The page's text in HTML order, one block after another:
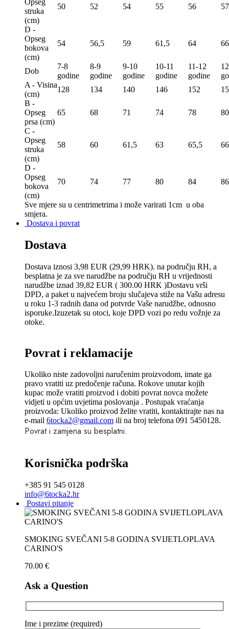
struka
(сm)
50 52 54 55 56 57
D -
Opseg
bokova
(сm)
54 56,5 59 61,5 64 66
Dob
7-8
godine
8-9
godine
9-10
godine
10-11
godine
11-12
godine
A - Visina
(сm)
128 134 140 146 152
B -
Opseg
prsa (сm)
65 68 71 74 78 80
C -
Opseg
struka
(сm)
58 60 61,5 63 65,5
D -
Opseg
bokova
(сm)
70 74 77 80 84 86
Sve mjere su u centrimetrima i može varirati 1cm u oba
smjera.
Dostava i povrat
Dostava
Dostava iznosi 3,98 EUR (29,99 HRK). na području RH, a
besplatna je za sve narudžbe na području RH u vrijednosti
narudžbe iznad 39,82 EUR ( 300.00 HRK )Dostavu vrši
DPD, a paket u najvećem broju slučajeva stiže na Vašu adresu
u roku 1-3 radnih dana od potvrde Vaše narudžbe, odnosno
isporuke.Izuzetak su otoci, koje DPD vozi po redu vožnje za
otoke.
Povrat i reklamacije
Ukoliko niste zadovoljni naručenim proizvodom, imate ga
pravo vratiti uz predočenje računa. Rokove unutar kojih
kupac može vratiti proizvod i dobiti povrat novca možete
vidjeti u općim uvjetima poslovanja . Postupak vraćanja
proizvoda: Ukoliko proizvod želite vratiti, kontaktirajte nas na
e-mail 6tocka2@gmail.com ili na broj telefona 091 5450128.
Povrat i zamjena su besplatni.
Korisnička podrška
+385 91 545 0128
info@6tocka2.hr
Postavi pitanje
SMOKING SVEČANI 5-8 GODINA SVIJETLOPLAVA
CARINO'S
70.00 €
Ask a Question
Ime i prezime (required)